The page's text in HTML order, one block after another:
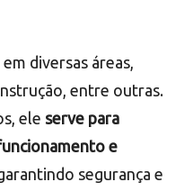
diversas áreas,
entre outras.
ele serve para
e
segurança e